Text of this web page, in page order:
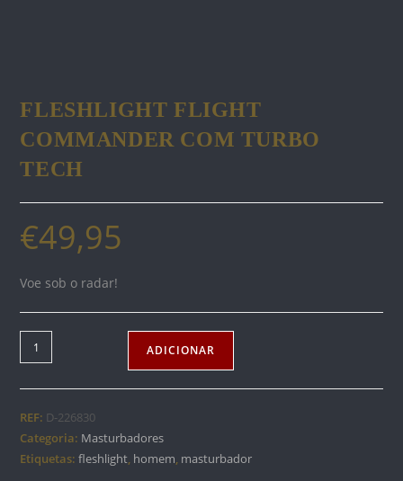
FLESHLIGHT FLIGHT
COMMANDER COM TURBO
TECH
€49,95
Voe sob o radar!
Quantidade
de
FLESHLIGHT
COMMANDER
COM
ADICIONAR
REF: D-226830
Categoria: Masturbadores
Etiquetas:fleshlight, homem, masturbador